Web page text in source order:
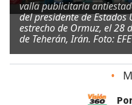
valla publicitaria
del presidente de
estrecho de Ormuz, el 28
de Teherán, Irán. Foto: EFE
•